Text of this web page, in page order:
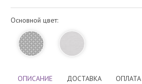
Основной цвет:
ОПИСАНИЕ ДОСТАВКА ОПЛАТА